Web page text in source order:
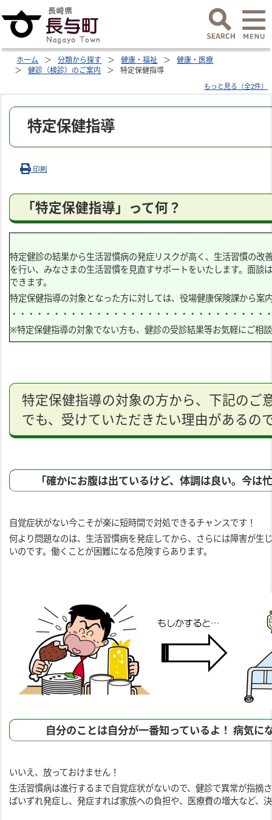
ホーム 分類から探す 健康・福祉
健康・医療
健診（検診）のご案内
特定保健指導
もっと見る（全2件）
特定保健指導
印刷
「特定保健指導」って何？
特定健診の結果から生活習慣病の発症リスクが高く、生活習慣の
を行い、みなさまの生活習慣を見直すサポートをいたします。面
できます。
特定保健指導の対象となった方に対しては、役場健康保険課から案
・・・・・・・・・・・・・・・・・・・・・・・・・・・・・
※特定保健指導の対象でない方も、健診の受診結果等お気軽にご相
特定保健指導の対象の方から、下記のご
でも、受けていただきたい理由があるの
「確かにお腹は出ているけど、体調は良い。今
自覚症状がない今こそが楽に短時間で対処できるチャンスです！
何より問題なのは、生活習慣病を発症してから、さらには障害が生
いのです。働くことが困難になる危険すらあります。
自分のことは自分が一番知っているよ！ 病気に
いいえ、放っておけません！
生活習慣病は進行するまで自覚症状がないので、健診で異常が指摘
ばいずれ発症し、発症すれば家族への負担や、医療費の増大など、